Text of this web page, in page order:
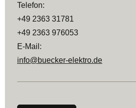
Telefon:
+49 2363 31781
+49 2363 976053
E-Mail:
info@buecker-elektro.de